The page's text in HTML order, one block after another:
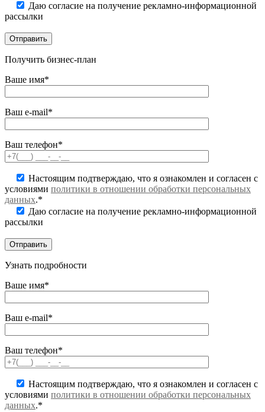
Даю согласие на получение рекламно-информационной
рассылки
Получить бизнес-план
Ваше имя*
Ваш e-mail*
Ваш телефон*
Настоящим подтверждаю, что я ознакомлен и согласен с
условиями политики в отношении обработки персональных
данных.*
Даю согласие на получение рекламно-информационной
рассылки
Узнать подробности
Ваше имя*
Ваш e-mail*
Ваш телефон*
Настоящим подтверждаю, что я ознакомлен и согласен с
условиями политики в отношении обработки персональных
данных.*